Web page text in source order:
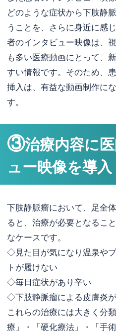
どのような症状から下肢静
うことを、さらに身近に感
者のインタビュー映像は、
も多い医療動画にとって、
すい情報です。そのため、
挿入は、有益な動画制作に
す。
③治療内容に
ュー映像を導入
下肢静脈瘤において、足全
ると、治療が必要となるこ
なケースです。
◇見た目が気になり温泉や
トが履けない
◇毎日症状があり辛い
◇下肢静脈瘤による皮膚炎
これらの治療には大きく分
療」・「硬化療法」・「手